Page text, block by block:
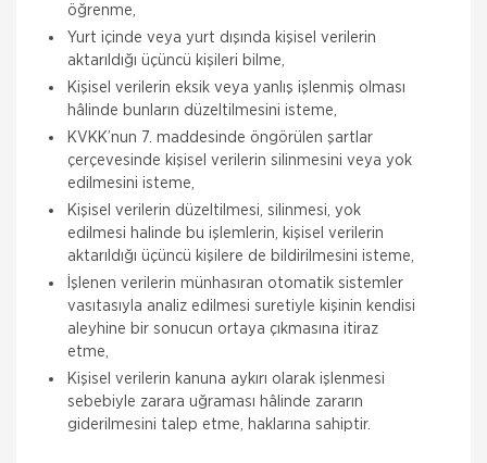
öğrenme,
Yurt içinde veya yurt dışında kişisel verilerin
aktarıldığı üçüncü kişileri bilme,
Kişisel verilerin eksik veya yanlış işlenmiş olması
hâlinde bunların düzeltilmesini isteme,
KVKK’nun 7. maddesinde öngörülen şartlar
çerçevesinde kişisel verilerin silinmesini veya yok
edilmesini isteme,
Kişisel verilerin düzeltilmesi, silinmesi, yok
edilmesi halinde bu işlemlerin, kişisel verilerin
aktarıldığı üçüncü kişilere de bildirilmesini isteme,
İşlenen verilerin münhasıran otomatik sistemler
vasıtasıyla analiz edilmesi suretiyle kişinin kendisi
aleyhine bir sonucun ortaya çıkmasına itiraz
etme,
Kişisel verilerin kanuna aykırı olarak işlenmesi
sebebiyle zarara uğraması hâlinde zararın
giderilmesini talep etme, haklarına sahiptir.